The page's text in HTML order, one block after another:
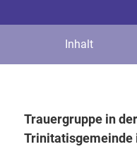
Inhalt
Trauergruppe in
Trinitatisgemeinde